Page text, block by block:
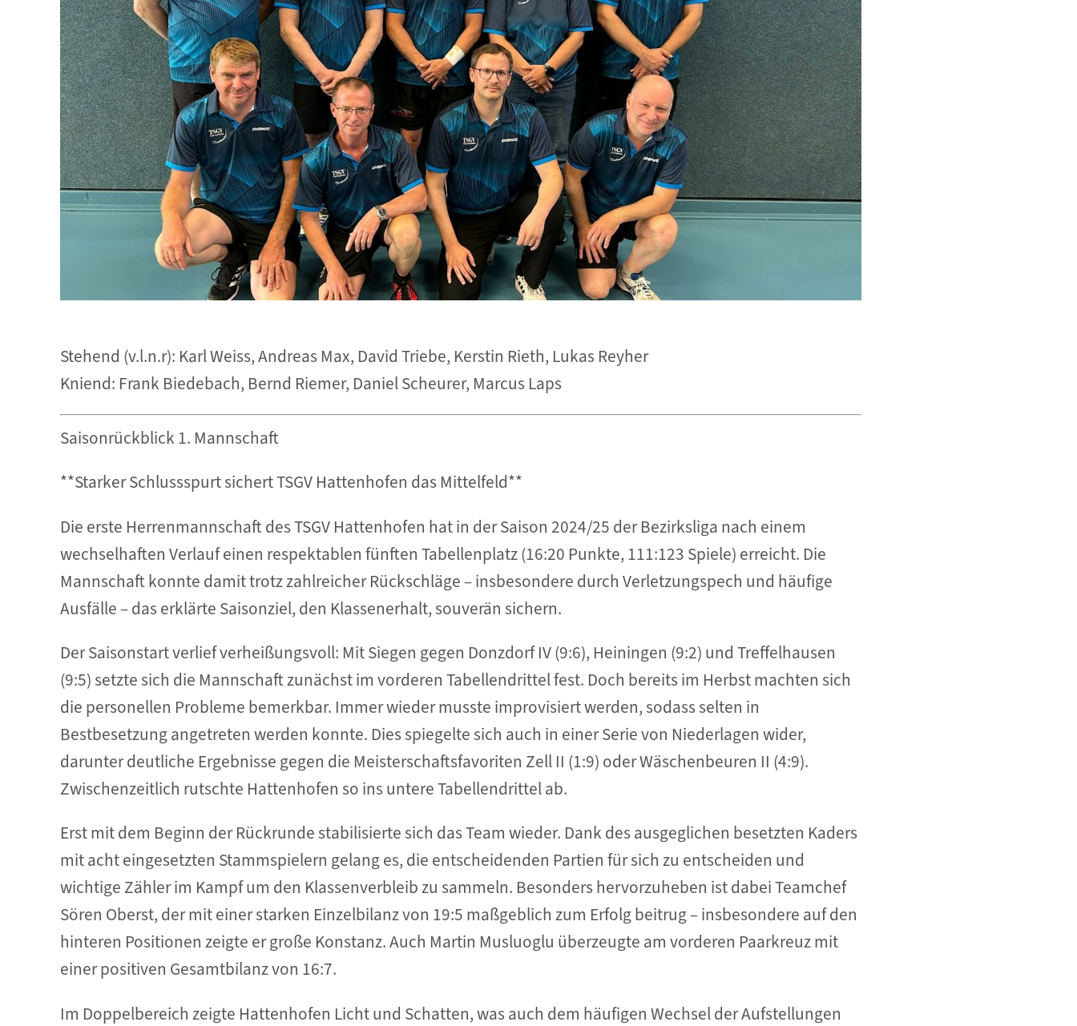
Stehend (v.l.n.r): Karl Weiss, Andreas Max, David Triebe, Kerstin Rieth, Lukas Reyher
Kniend: Frank Biedebach, Bernd Riemer, Daniel Scheurer, Marcus Laps
Saisonrückblick 1. Mannschaft
**Starker Schlussspurt sichert TSGV Hattenhofen das Mittelfeld**
Die erste Herrenmannschaft des TSGV Hattenhofen hat in der Saison 2024/25 der Bezirksliga nach einem
wechselhaften Verlauf einen respektablen fünften Tabellenplatz (16:20 Punkte, 111:123 Spiele) erreicht. Die
Mannschaft konnte damit trotz zahlreicher Rückschläge – insbesondere durch Verletzungspech und häufige
Ausfälle – das erklärte Saisonziel, den Klassenerhalt, souverän sichern.
Der Saisonstart verlief verheißungsvoll: Mit Siegen gegen Donzdorf IV (9:6), Heiningen (9:2) und Treffelhausen
(9:5) setzte sich die Mannschaft zunächst im vorderen Tabellendrittel fest. Doch bereits im Herbst machten sich
die personellen Probleme bemerkbar. Immer wieder musste improvisiert werden, sodass selten in
Bestbesetzung angetreten werden konnte. Dies spiegelte sich auch in einer Serie von Niederlagen wider,
darunter deutliche Ergebnisse gegen die Meisterschaftsfavoriten Zell II (1:9) oder Wäschenbeuren II (4:9).
Zwischenzeitlich rutschte Hattenhofen so ins untere Tabellendrittel ab.
Erst mit dem Beginn der Rückrunde stabilisierte sich das Team wieder. Dank des ausgeglichen besetzten Kaders
mit acht eingesetzten Stammspielern gelang es, die entscheidenden Partien für sich zu entscheiden und
wichtige Zähler im Kampf um den Klassenverbleib zu sammeln. Besonders hervorzuheben ist dabei Teamchef
Sören Oberst, der mit einer starken Einzelbilanz von 19:5 maßgeblich zum Erfolg beitrug – insbesondere auf den
hinteren Positionen zeigte er große Konstanz. Auch Martin Musluoglu überzeugte am vorderen Paarkreuz mit
einer positiven Gesamtbilanz von 16:7.
Im Doppelbereich zeigte Hattenhofen Licht und Schatten, was auch dem häufigen Wechsel der Aufstellungen